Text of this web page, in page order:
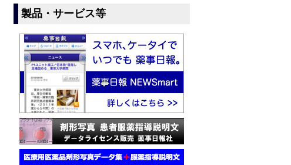
製品・サービス等